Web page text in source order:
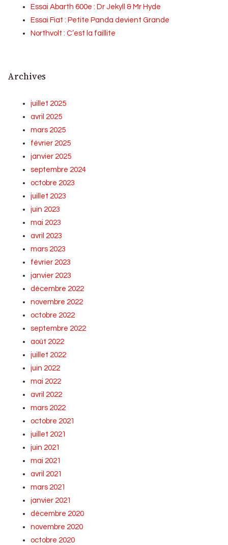
Essai Abarth 600e : Dr Jekyll & Mr Hyde
Essai Fiat : Petite Panda devient Grande
Northvolt : C’est la faillite
Archives
juillet 2025
avril 2025
mars 2025
février 2025
janvier 2025
septembre 2024
octobre 2023
juillet 2023
juin 2023
mai 2023
avril 2023
mars 2023
février 2023
janvier 2023
décembre 2022
novembre 2022
octobre 2022
septembre 2022
août 2022
juillet 2022
juin 2022
mai 2022
avril 2022
mars 2022
octobre 2021
juillet 2021
juin 2021
mai 2021
avril 2021
mars 2021
janvier 2021
décembre 2020
novembre 2020
octobre 2020